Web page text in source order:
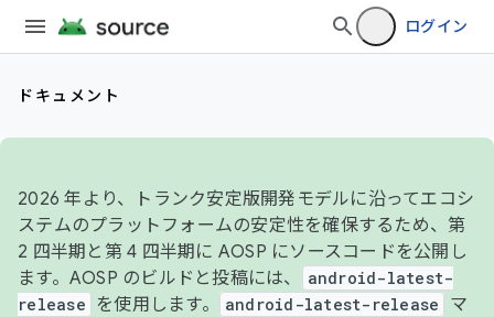
ログイン
ドキュメント
2026 年より、トランク安定版開発モデルに沿ってエコシ
ステムのプラットフォームの安定性を確保するため、第
2 四半期と第 4 四半期に AOSP にソースコードを公開し
ます。AOSP のビルドと投稿には、
android-latest-
release
を使用します。 android-latest-release
マ